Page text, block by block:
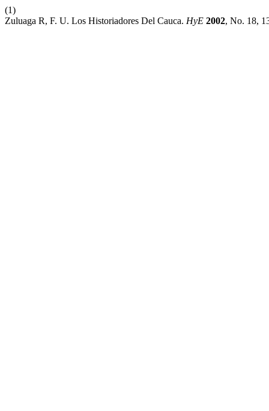
(1)
Zuluaga R, F. U. Los Historiadores Del Cauca. HyE 2002, No. 18,